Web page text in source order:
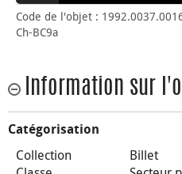
Code de l'objet :
Ch-BC9a
Information sur
Catégorisation
Collection
Billet